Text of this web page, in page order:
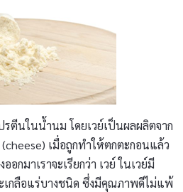
นในน้ำนม โดยเวย์เป็นผลผลิตจาก
เมื่อถูกทำให้ตกตะกอนแล้ว
อกมาเราจะเรียกว่า เวย์ ในเวย์มี
กลือแร่บางชนิด ซึ่งมีคุณภาพดีไม่แพ้